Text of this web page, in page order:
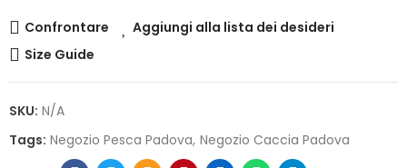
Confrontare
Aggiungi alla lista dei desideri
Size Guide
SKU: N/A
Tags: Negozio Pesca Padova Negozio Caccia Padova